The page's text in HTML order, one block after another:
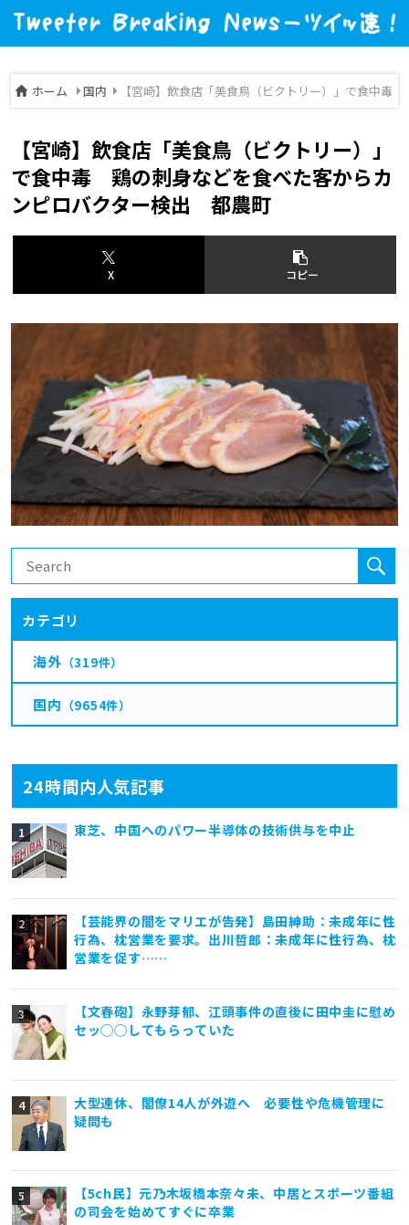
ホーム 国内 【宮崎】飲食店「美食鳥（ビクトリー）」で食中
24時間内人気記事
東芝、中国へのパワー半導体の技術供与を中止
【芸能界の闇をマリエが告発】島田紳助：未成年に性
行為、枕営業を要求。出川哲郎：未成年に性行為、枕
営業を促す……
【文春砲】永野芽郁、江頭事件の直後に田中圭に慰め
セッ◯◯してもらっていた
大型連休、閣僚14人が外遊へ 必要性や危機管理に
疑問も
【5ch民】元乃木坂橋本奈々未、中居とスポーツ番組
の司会を始めてすぐに卒業
【宮崎】飲食店「美食鳥（ビクトリー）」
で食中毒 鶏の刺身などを食べた客からカ
ンピロバクター検出 都農町
X コピー
カテゴリ
海外 （319件）
国内 （9654件）